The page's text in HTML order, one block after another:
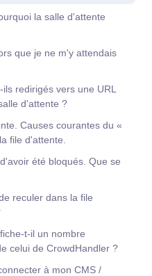
la salle d'attente
que je ne m'y attendais
redirigés vers une URL
d'attente ?
Causes courantes du «
file d'attente.
été bloqués. Que se
reculer dans la file
t-il un nombre
celui de CrowdHandler ?
à mon CMS /